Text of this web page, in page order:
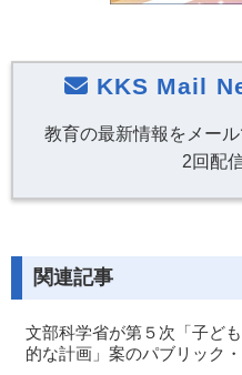
KKS Mail
教育の最新情報をメー
2回配
関連記事
文部科学省が第５次「子ど
的な計画」案のパブリック